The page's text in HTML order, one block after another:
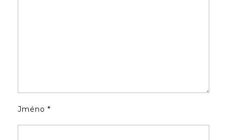
Jméno *